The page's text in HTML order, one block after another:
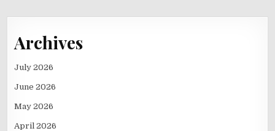
Archives
July 2026
June 2026
May 2026
April 2026